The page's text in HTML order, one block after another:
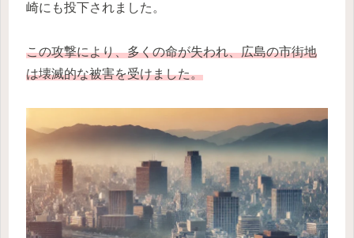
崎にも投下されました。
この攻撃により、多くの命が失われ、広島の市街地
は壊滅的な被害を受けました。